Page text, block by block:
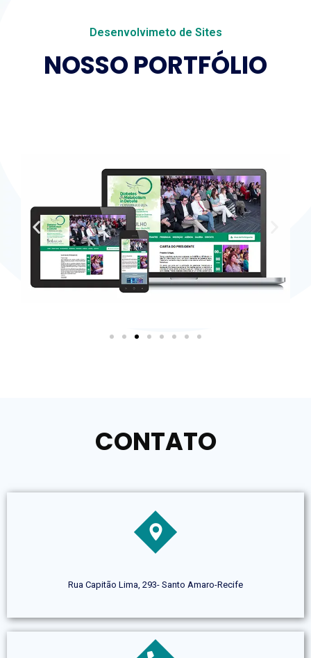
Desenvolvimeto de Sites
NOSSO PORTFÓLIO
CONTATO
Rua Capitão Lima, 293- Santo Amaro-Recife